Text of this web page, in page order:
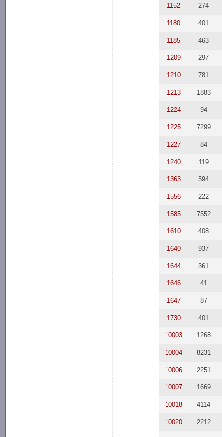
1152 274
1180 401
1185 463
1209 297
1210 781
1213 1883
1224 94
1225 7299
1227 84
1240 119
1363 594
1556 222
1585 7552
1610 408
1640 937
1644 361
1646 41
1647 87
1730 401
10003 1268
10004 8231
10006 2251
10007 1669
10018 4114
10020 2212